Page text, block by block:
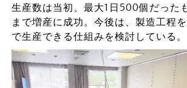
生産数は当初、最大1日500個だった
まで増産に成功。今後は、製造工程
で生産できる仕組みを検討している。